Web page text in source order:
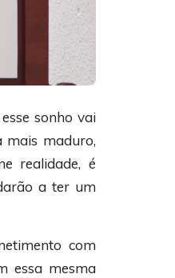
sonho vai
mais maduro,
realidade, é
a ter um
com
essa mesma